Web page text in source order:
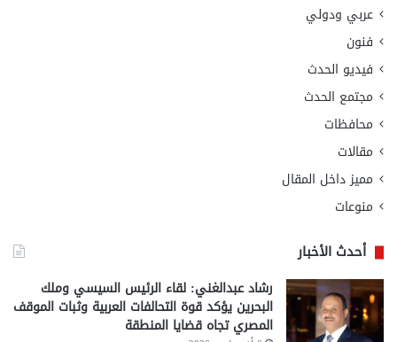
عربي ودولي
فنون
فيديو الحدث
مجتمع الحدث
محافظات
مقالات
مميز داخل المقال
منوعات
أحدث الأخبار
رشاد عبدالغني: لقاء الرئيس السيسي وملك
البحرين يؤكد قوة التحالفات العربية وثبات الموقف
المصري تجاه قضايا المنطقة